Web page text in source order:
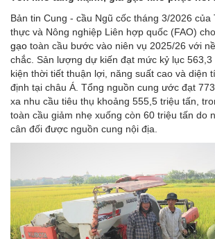
Bản tin Cung - cầu Ngũ cốc tháng 3/2026
thực và Nông nghiệp Liên hợp quốc (FAO)
gạo toàn cầu bước vào niên vụ 2025/26 với
chắc. Sản lượng dự kiến đạt mức kỷ lục
kiện thời tiết thuận lợi, năng suất cao và diện
định tại châu Á. Tổng nguồn cung ước đạt
xa nhu cầu tiêu thụ khoảng 555,5 triệu tấn,
toàn cầu giảm nhẹ xuống còn 60 triệu tấn do
cân đối được nguồn cung nội địa.